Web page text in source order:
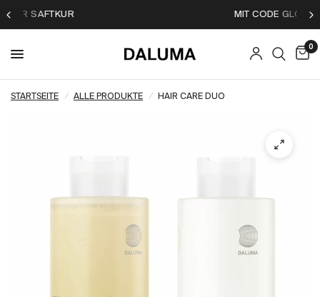
0
STARTSEITE / ALLE PRODUKTE / HAIR CARE DUO